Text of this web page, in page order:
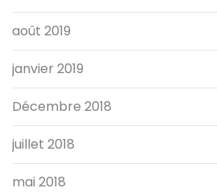
août 2019
janvier 2019
Décembre 2018
juillet 2018
mai 2018